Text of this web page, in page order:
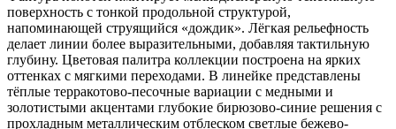
поверхность с тонкой продольной структурой,
напоминающей струящийся «дождик». Лёгкая рельефность
делает линии более выразительными, добавляя тактильную
глубину. Цветовая палитра коллекции построена на ярких
оттенках с мягкими переходами. В линейке представлены
тёплые терракотово-песочные вариации с медными и
золотистыми акцентами глубокие бирюзово-синие решения с
прохладным металлическим отблеском светлые бежево-